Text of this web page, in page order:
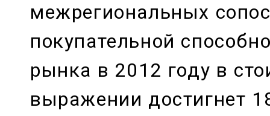
межрегиональных
покупательной
рынка в 2012 году в
выражении достигнет